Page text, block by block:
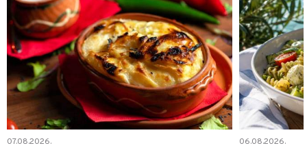
07.08.2026. 06.08.2026.